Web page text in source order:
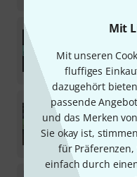
Mit
Mit unseren
fluffiges
dazugehört
passende
und das Merken
Sie okay ist,
für
einfach durch
Universal
Download-
79€
Universal
299€